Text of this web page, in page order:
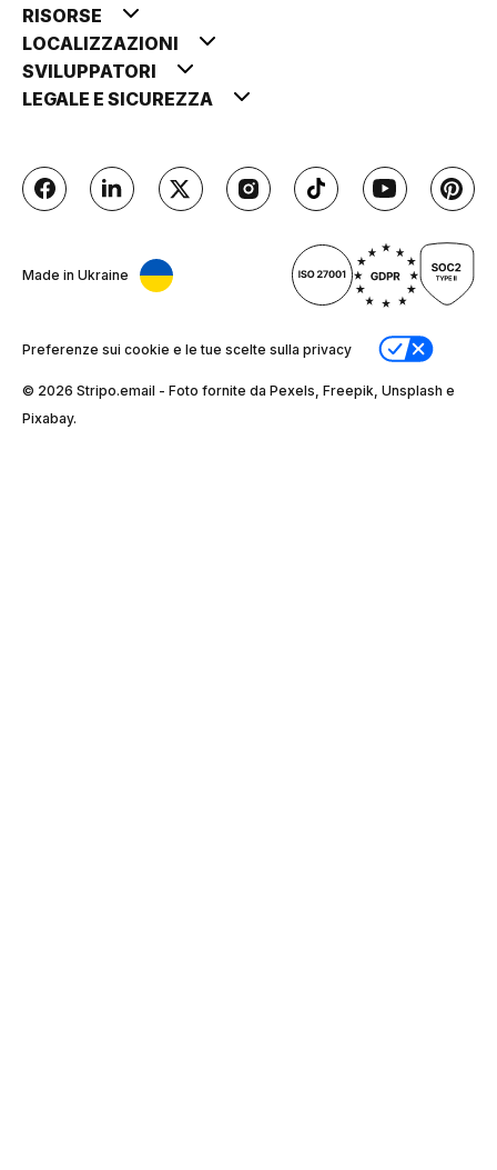
RISORSE
LOCALIZZAZIONI
SVILUPPATORI
LEGALE E SICUREZZA
Made in Ukraine
Preferenze sui cookie e le tue scelte sulla privacy
© 2026 Stripо.email - Foto fornite da Pexels, Freepik, Unsplash e
Pixabay.